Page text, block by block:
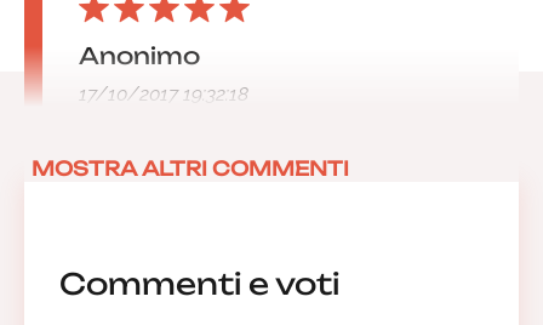
Commenti e voti
Anonimo
17/10/2017 19:32:18
MOSTRA ALTRI COMMENTI